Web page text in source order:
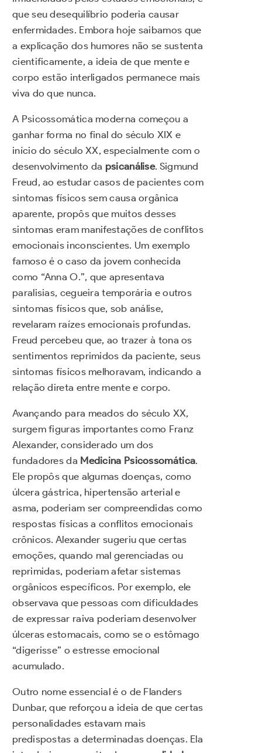
que seu desequilíbrio poderia causar
enfermidades. Embora hoje saibamos que
a explicação dos humores não se sustenta
cientificamente, a ideia de que mente e
corpo estão interligados permanece mais
viva do que nunca.
A Psicossomática moderna começou a
ganhar forma no final do século XIX e
início do século XX, especialmente com o
desenvolvimento da psicanálise. Sigmund
Freud, ao estudar casos de pacientes com
sintomas físicos sem causa orgânica
aparente, propôs que muitos desses
sintomas eram manifestações de conflitos
emocionais inconscientes. Um exemplo
famoso é o caso da jovem conhecida
como “Anna O.”, que apresentava
paralisias, cegueira temporária e outros
sintomas físicos que, sob análise,
revelaram raízes emocionais profundas.
Freud percebeu que, ao trazer à tona os
sentimentos reprimidos da paciente, seus
sintomas físicos melhoravam, indicando a
relação direta entre mente e corpo.
Avançando para meados do século XX,
surgem figuras importantes como Franz
Alexander, considerado um dos
fundadores da Medicina Psicossomática.
Ele propôs que algumas doenças, como
úlcera gástrica, hipertensão arterial e
asma, poderiam ser compreendidas como
respostas físicas a conflitos emocionais
crônicos. Alexander sugeriu que certas
emoções, quando mal gerenciadas ou
reprimidas, poderiam afetar sistemas
orgânicos específicos. Por exemplo, ele
observava que pessoas com dificuldades
de expressar raiva poderiam desenvolver
úlceras estomacais, como se o estômago
“digerisse” o estresse emocional
acumulado.
Outro nome essencial é o de Flanders
Dunbar, que reforçou a ideia de que certas
personalidades estavam mais
predispostas a determinadas doenças. Ela